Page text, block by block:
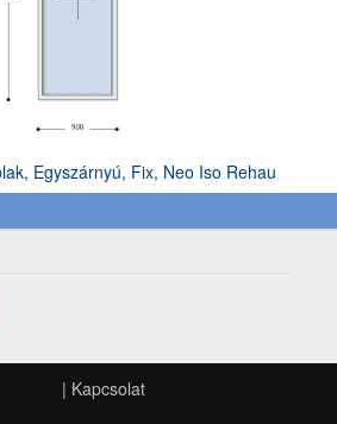
Egyszárnyú, Fix, Neo Iso Rehau
| Kapcsolat